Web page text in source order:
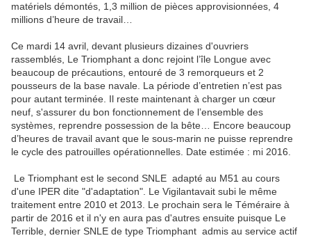
matériels démontés, 1,3 million de pièces approvisionnées, 4
millions d’heure de travail…
Ce mardi 14 avril, devant plusieurs dizaines d'ouvriers
rassemblés, Le Triomphant a donc rejoint l’île Longue avec
beaucoup de précautions, entouré de 3 remorqueurs et 2
pousseurs de la base navale. La période d’entretien n’est pas
pour autant terminée. Il reste maintenant à charger un cœur
neuf, s'assurer du bon fonctionnement de l’ensemble des
systèmes, reprendre possession de la bête… Encore beaucoup
d’heures de travail avant que le sous-marin ne puisse reprendre
le cycle des patrouilles opérationnelles. Date estimée : mi 2016.
Le Triomphant est le second SNLE adapté au M51 au cours
d'une IPER dite "d'adaptation". Le Vigilantavait subi le même
traitement entre 2010 et 2013. Le prochain sera le Téméraire à
partir de 2016 et il n'y en aura pas d'autres ensuite puisque Le
Terrible, dernier SNLE de type Triomphant admis au service actif